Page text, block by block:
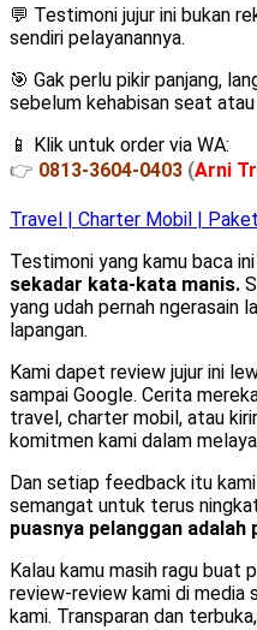
💬 Testimoni jujur ini bukan
sendiri pelayanannya.
🎯 Gak perlu pikir panjang,
sebelum kehabisan seat atau
📱 Klik untuk order via WA:
👉 0813-3604-0403 (Arni
Travel | Charter Mobil |
Testimoni yang kamu baca ini
sekadar kata-kata manis.
yang udah pernah ngerasain
lapangan.
Kami dapet review jujur ini
sampai Google. Cerita
travel, charter mobil, atau
komitmen kami dalam
Dan setiap feedback itu
semangat untuk terus
puasnya pelanggan
Kalau kamu masih ragu buat
review-review kami di media
kami. Transparan dan